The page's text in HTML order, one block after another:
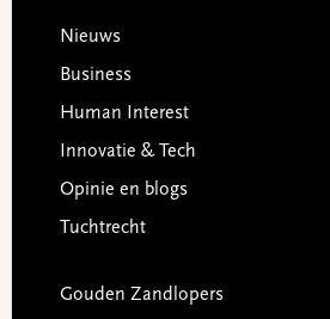
Footer
Nieuws
Business
Human Interest
Innovatie & Tech
Opinie en blogs
Tuchtrecht
Gouden Zandlopers